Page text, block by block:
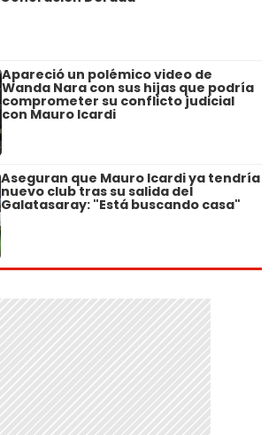
Apareció un polémico video de
Wanda Nara con sus hijas que podría
comprometer su conflicto judicial
con Mauro Icardi
Aseguran que Mauro Icardi ya tendría
nuevo club tras su salida del
Galatasaray: "Está buscando casa"